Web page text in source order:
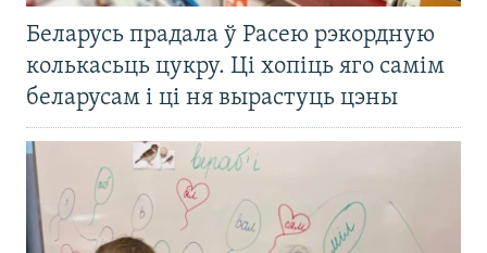
Беларусь прадала ў Расею рэкордную
колькасьць цукру. Ці хопіць яго самім
беларусам і ці ня вырастуць цэны